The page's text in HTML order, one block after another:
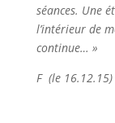
séances. Une
l’intérieur de
continue… »
F (le 16.12.15)